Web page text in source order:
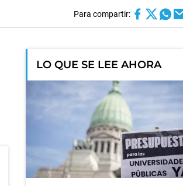
Para compartir:
LO QUE SE LEE AHORA